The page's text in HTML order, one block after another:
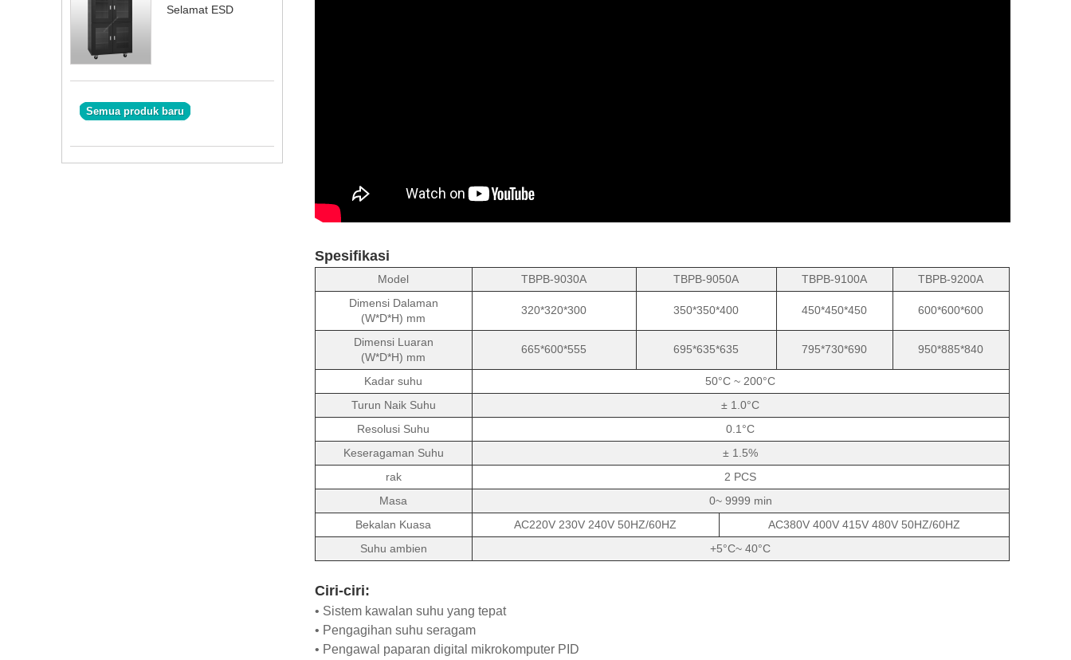
Selamat ESD
Semua produk baru
Spesifikasi
Model TBPB-9030A TBPB-9050A TBPB-9100A
TBPB-9200A
Dimensi Dalaman
(W*D*H) mm
320*320*300 350*350*400 450*450*450 600*600*600
Dimensi Luaran
(W*D*H) mm
665*600*555 695*635*635 795*730*690 950*885*840
Kadar suhu
50°C ~ 200°C
Turun Naik Suhu
± 1.0°C
Resolusi Suhu
0.1°C
Keseragaman Suhu
± 1.5%
rak
2 PCS
Masa
0~ 9999 min
Bekalan Kuasa
AC220V 230V 240V 50HZ/60HZ
AC380V 400V 415V 480V 50HZ/60HZ
Suhu ambien
+5°C~ 40°C
Ciri-ciri:
• Sistem kawalan suhu yang tepat
• Pengagihan suhu seragam
• Pengawal paparan digital mikrokomputer PID